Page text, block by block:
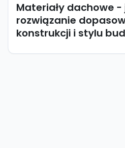
Materiały dachowe
rozwiązanie
konstrukcji i stylu